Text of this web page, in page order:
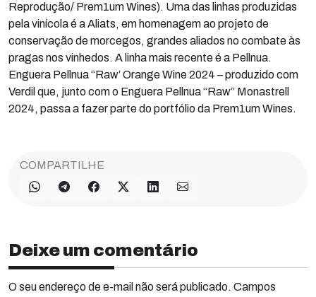
Reprodução/ Prem1um Wines). Uma das linhas produzidas
pela vinícola é a Aliats, em homenagem ao projeto de
conservação de morcegos, grandes aliados no combate às
pragas nos vinhedos. A linha mais recente é a Pellnua.
Enguera Pellnua “Raw’ Orange Wine 2024 – produzido com
Verdil que, junto com o Enguera Pellnua “Raw” Monastrell
2024, passa a fazer parte do portfólio da Prem1um Wines.
COMPARTILHE
Deixe um comentário
O seu endereço de e-mail não será publicado. Campos